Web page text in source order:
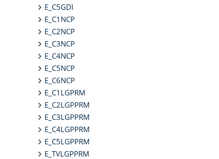
E_C5GDI
E_C1NCP
E_C2NCP
E_C3NCP
E_C4NCP
E_C5NCP
E_C6NCP
E_C1LGPRM
E_C2LGPPRM
E_C3LGPPRM
E_C4LGPPRM
E_C5LGPPRM
E_TVLGPPRM